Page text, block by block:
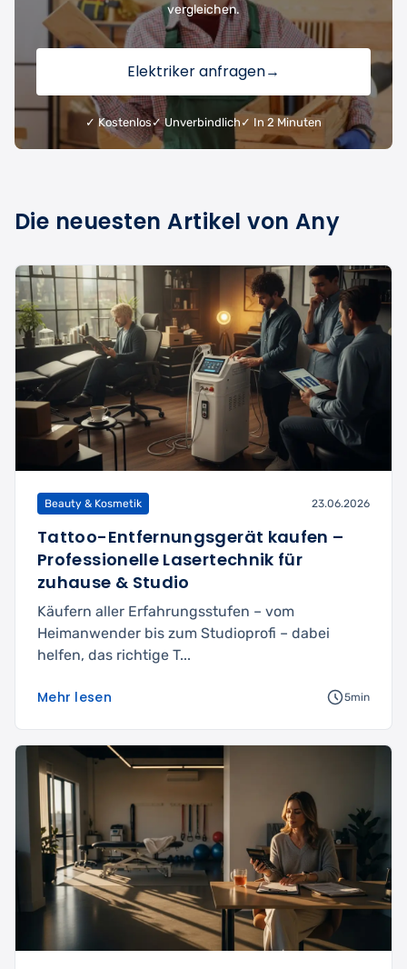
vergleichen.
Elektriker anfragen→
✓ Kostenlos✓ Unverbindlich ✓ In 2 Minuten
Die neuesten Artikel von Any
Beauty & Kosmetik 23.06.2026
Tattoo-Entfernungsgerät kaufen –
Professionelle Lasertechnik für
zuhause & Studio
Käufern aller Erfahrungsstufen – vom
Heimanwender bis zum Studioprofi – dabei
helfen, das richtige T...
Mehr lesen 5min